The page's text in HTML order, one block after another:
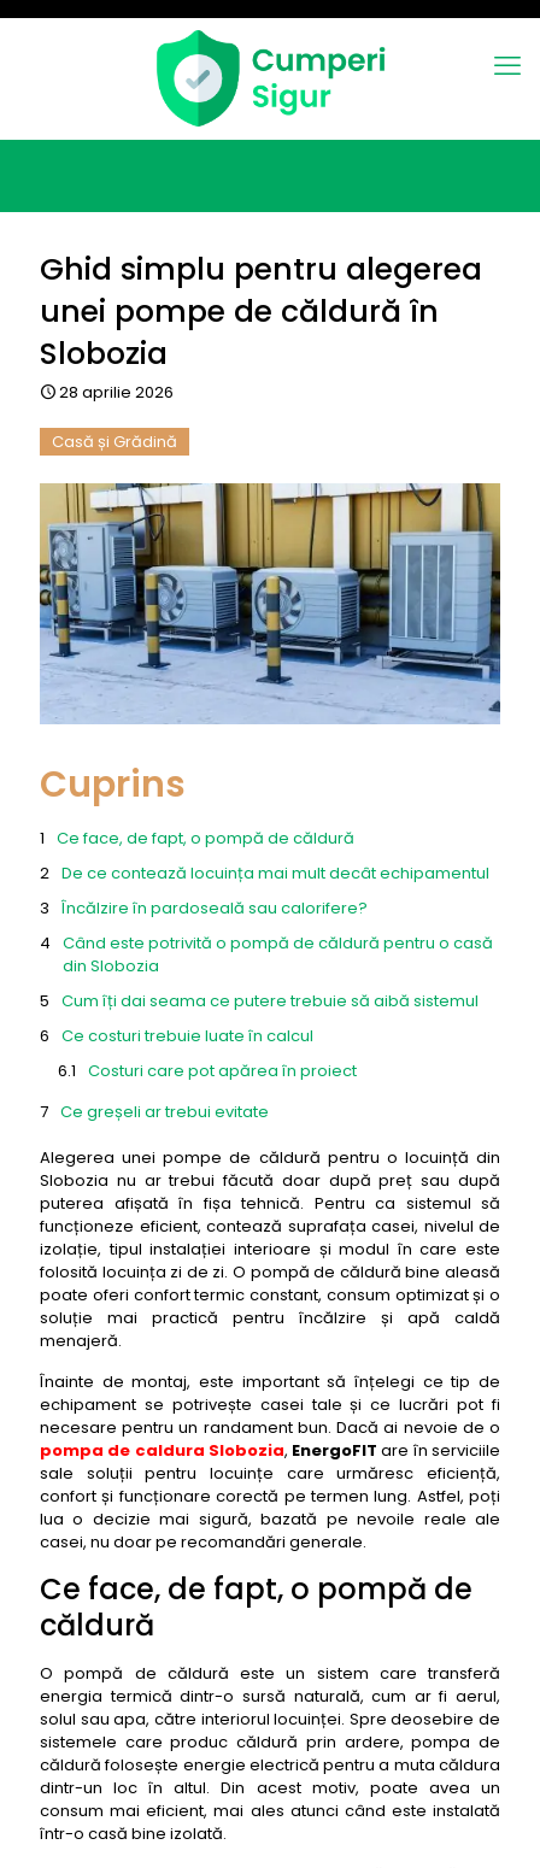
Ghid simplu pentru alegerea
unei pompe de căldură în
Slobozia
28 aprilie 2026
Casă și Grădină
Cuprins
Ce face, de fapt, o pompă de căldură
De ce contează locuința mai mult decât echipamentul
Încălzire în pardoseală sau calorifere?
Când este potrivită o pompă de căldură pentru o casă
din Slobozia
Cum îți dai seama ce putere trebuie să aibă sistemul
Ce costuri trebuie luate în calcul
Costuri care pot apărea în proiect
Ce greșeli ar trebui evitate
De ce contează montajul și reglajele
Concluzie
Alegerea unei pompe de căldură pentru o locuință din
Slobozia nu ar trebui făcută doar după preț sau după
puterea afișată în fișa tehnică. Pentru ca sistemul să
funcționeze eficient, contează suprafața casei, nivelul de
izolație, tipul instalației interioare și modul în care este
folosită locuința zi de zi. O pompă de căldură bine aleasă
poate oferi confort termic constant, consum optimizat și o
soluție mai practică pentru încălzire și apă caldă
menajeră.
Înainte de montaj, este important să înțelegi ce tip de
echipament se potrivește casei tale și ce lucrări pot fi
necesare pentru un randament bun. Dacă ai nevoie de o
pompa de caldura Slobozia, EnergoFIT are în serviciile
sale soluții pentru locuințe care urmăresc eficiență,
confort și funcționare corectă pe termen lung. Astfel, poți
lua o decizie mai sigură, bazată pe nevoile reale ale
casei, nu doar pe recomandări generale.
Ce face, de fapt, o pompă de
căldură
O pompă de căldură este un sistem care transferă
energia termică dintr-o sursă naturală, cum ar fi aerul,
solul sau apa, către interiorul locuinței. Spre deosebire de
sistemele care produc căldură prin ardere, pompa de
căldură folosește energie electrică pentru a muta căldura
dintr-un loc în altul. Din acest motiv, poate avea un
consum mai eficient, mai ales atunci când este instalată
într-o casă bine izolată.